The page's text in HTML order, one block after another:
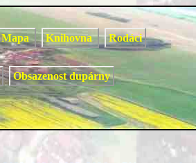
Mapa Knihovna Rodáci
Obsazenost dupárny